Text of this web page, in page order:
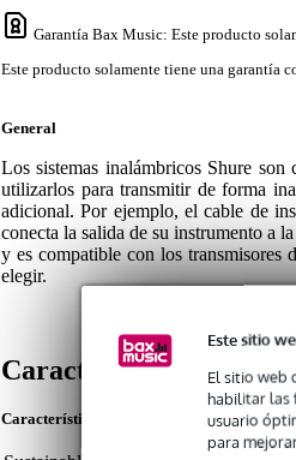
Este sitio
El sitio web
habilitar las
usuario
para
Garantía Bax Music: Este producto
Este producto solamente tiene una garantía
General
Los sistemas inalámbricos Shure
utilizarlos para transmitir de forma
adicional. Por ejemplo, el cable de
conecta la salida de su instrumento a
y es compatible con los
elegir.
Características
Características del producto